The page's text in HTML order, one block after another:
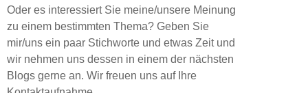
Oder es interessiert Sie meine/unsere Meinung
zu einem bestimmten Thema? Geben Sie
mir/uns ein paar Stichworte und etwas Zeit und
wir nehmen uns dessen in einem der nächsten
Blogs gerne an. Wir freuen uns auf Ihre